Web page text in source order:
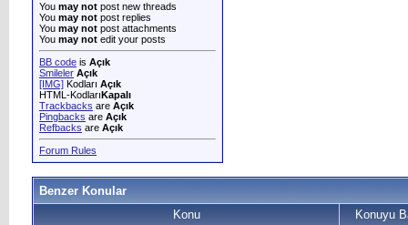
You may not post new threads
You may not post replies
You may not post attachments
You may not edit your posts
BB code is Açık
Smileler Açık
[IMG] Kodları Açık
HTML-KodlarıKapalı
Trackbacks are Açık
Pingbacks are Açık
Refbacks are Açık
Forum Rules
Benzer Konular
Konu
Konuyu